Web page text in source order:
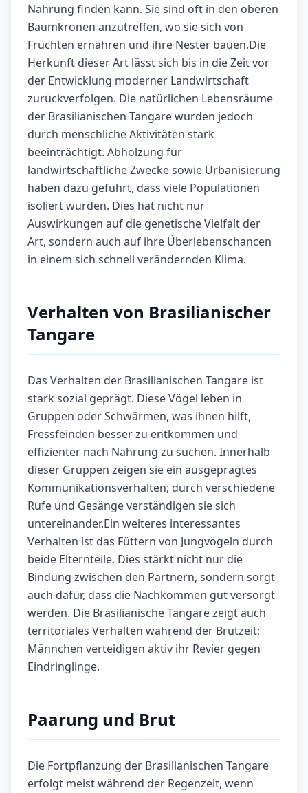
Nahrung finden kann. Sie sind oft in den oberen
Baumkronen anzutreffen, wo sie sich von
Früchten ernähren und ihre Nester bauen.Die
Herkunft dieser Art lässt sich bis in die Zeit vor
der Entwicklung moderner Landwirtschaft
zurückverfolgen. Die natürlichen Lebensräume
der Brasilianischen Tangare wurden jedoch
durch menschliche Aktivitäten stark
beeinträchtigt. Abholzung für
landwirtschaftliche Zwecke sowie Urbanisierung
haben dazu geführt, dass viele Populationen
isoliert wurden. Dies hat nicht nur
Auswirkungen auf die genetische Vielfalt der
Art, sondern auch auf ihre Überlebenschancen
in einem sich schnell verändernden Klima.
Verhalten von Brasilianischer
Tangare
Das Verhalten der Brasilianischen Tangare ist
stark sozial geprägt. Diese Vögel leben in
Gruppen oder Schwärmen, was ihnen hilft,
Fressfeinden besser zu entkommen und
effizienter nach Nahrung zu suchen. Innerhalb
dieser Gruppen zeigen sie ein ausgeprägtes
Kommunikationsverhalten; durch verschiedene
Rufe und Gesänge verständigen sie sich
untereinander.Ein weiteres interessantes
Verhalten ist das Füttern von Jungvögeln durch
beide Elternteile. Dies stärkt nicht nur die
Bindung zwischen den Partnern, sondern sorgt
auch dafür, dass die Nachkommen gut versorgt
werden. Die Brasilianische Tangare zeigt auch
territoriales Verhalten während der Brutzeit;
Männchen verteidigen aktiv ihr Revier gegen
Eindringlinge.
Paarung und Brut
Die Fortpflanzung der Brasilianischen Tangare
erfolgt meist während der Regenzeit, wenn